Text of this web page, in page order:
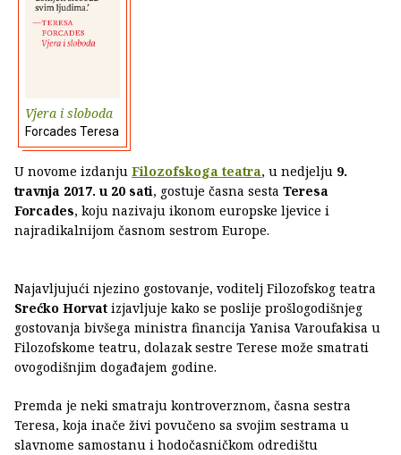
Vjera i sloboda
Forcades Teresa
U novome izdanju Filozofskoga teatra, u nedjelju 9.
travnja 2017. u 20 sati, gostuje časna sesta Teresa
Forcades, koju nazivaju ikonom europske ljevice i
najradikalnijom časnom sestrom Europe.
Najavljujući njezino gostovanje, voditelj Filozofskog teatra
Srećko Horvat izjavljuje kako se poslije prošlogodišnjeg
gostovanja bivšega ministra financija Yanisa Varoufakisa u
Filozofskome teatru, dolazak sestre Terese može smatrati
ovogodišnjim događajem godine.
Premda je neki smatraju kontroverznom, časna sestra
Teresa, koja inače živi povučeno sa svojim sestrama u
slavnome samostanu i hodočasničkom odredištu